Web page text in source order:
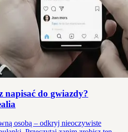
napisać do gwiazdy?
osobą – odkryj nieoczywiste